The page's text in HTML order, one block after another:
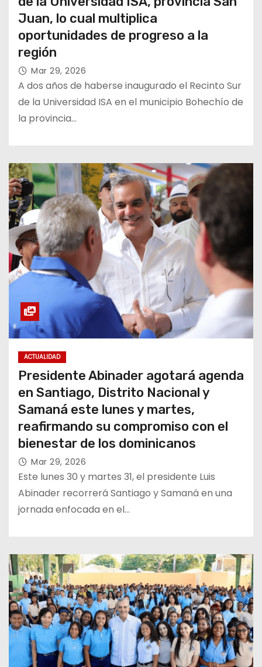
Juan, lo cual multiplica
oportunidades de progreso a la
región
Mar 29, 2026
A dos años de haberse inaugurado el Recinto Sur
de la Universidad ISA en el municipio Bohechío de
la provincia…
ACTUALIDAD
Presidente Abinader agotará agenda
en Santiago, Distrito Nacional y
Samaná este lunes y martes,
reafirmando su compromiso con el
bienestar de los dominicanos
Mar 29, 2026
Este lunes 30 y martes 31, el presidente Luis
Abinader recorrerá Santiago y Samaná en una
jornada enfocada en el…